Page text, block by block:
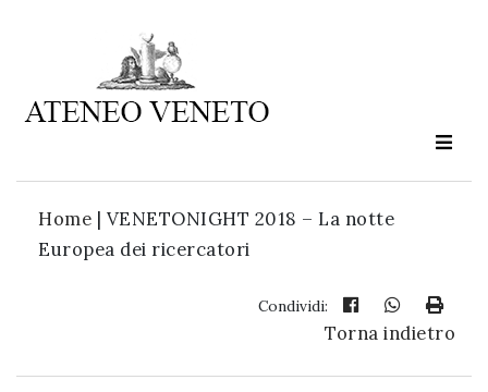
Home | VENETONIGHT 2018 – La notte
Europea dei ricercatori
Condividi:
Torna indietro
Ateneo
è
cultura